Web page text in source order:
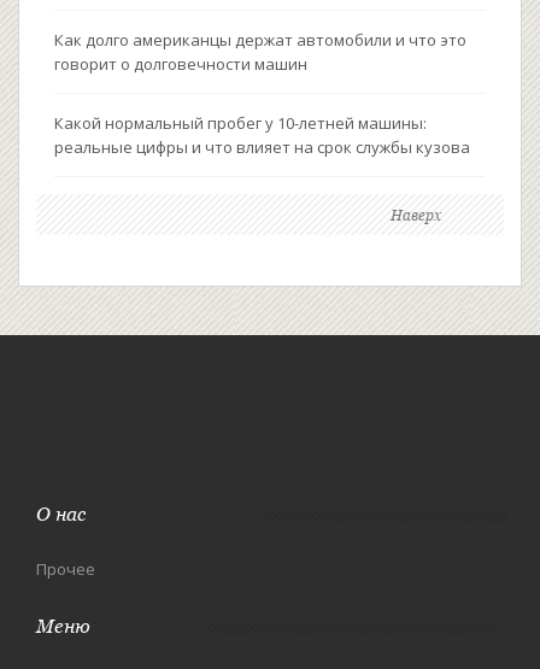
Как долго американцы держат автомобили и что это
говорит о долговечности машин
Какой нормальный пробег у 10-летней машины:
реальные цифры и что влияет на срок службы кузова
Наверх
О нас
Прочее
Меню